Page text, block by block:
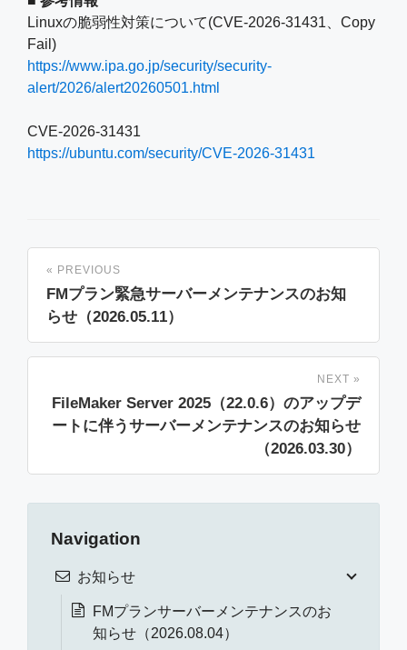
Linuxの脆弱性対策について(CVE-2026-31431、Copy
Fail)
https://www.ipa.go.jp/security/security-
alert/2026/alert20260501.html
CVE-2026-31431
https://ubuntu.com/security/CVE-2026-31431
« PREVIOUS
FMプラン緊急サーバーメンテナンスのお知
らせ（2026.05.11）
NEXT »
FileMaker Server 2025（22.0.6）のアップデ
ートに伴うサーバーメンテナンスのお知らせ
（2026.03.30）
Navigation
お知らせ
FMプランサーバーメンテナンスのお
知らせ（2026.08.04）